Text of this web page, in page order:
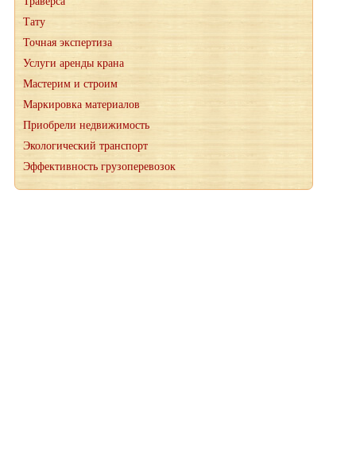
Тату
Точная экспертиза
Услуги аренды крана
Мастерим и строим
Маркировка материалов
Приобрели недвижимость
Экологический транспорт
Эффективность грузоперевозок